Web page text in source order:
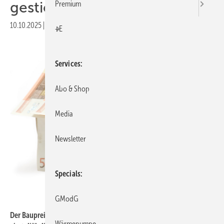
ge­stiegen
10.10.2025 Druckvorschau
Der Baupreisindex wird vom Statistischen Bundesamt
Premium
+E
Services
Abo & Shop
Media
Newsletter
Specials
GModG